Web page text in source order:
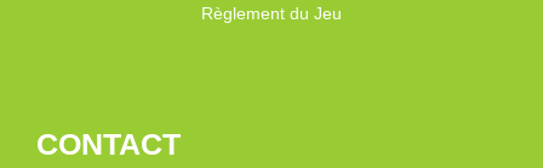
Règlement du Jeu
CONTACT